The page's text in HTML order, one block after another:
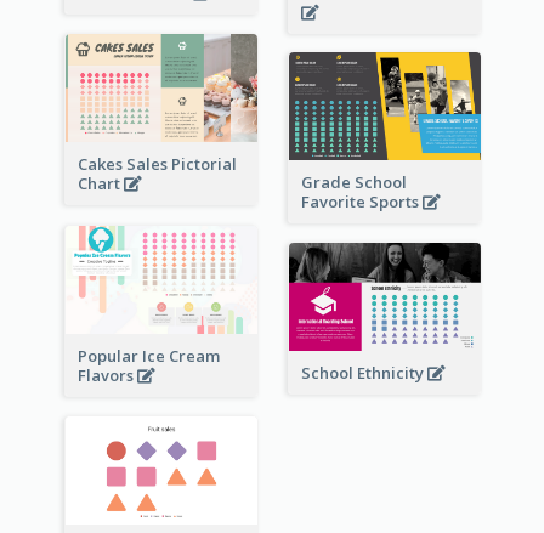
Cakes Sales Pictorial
Chart
Grade School
Favorite Sports
Popular Ice Cream
Flavors
School Ethnicity